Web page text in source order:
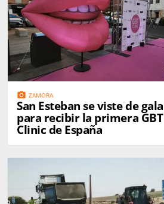
photo_camera ZAMORA
San Esteban se viste de gala
para recibir la primera GBT
Clinic de España